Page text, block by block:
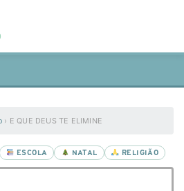
› E QUE DEUS TE ELIMINE
ESCOLA NATAL RELIGIÃO